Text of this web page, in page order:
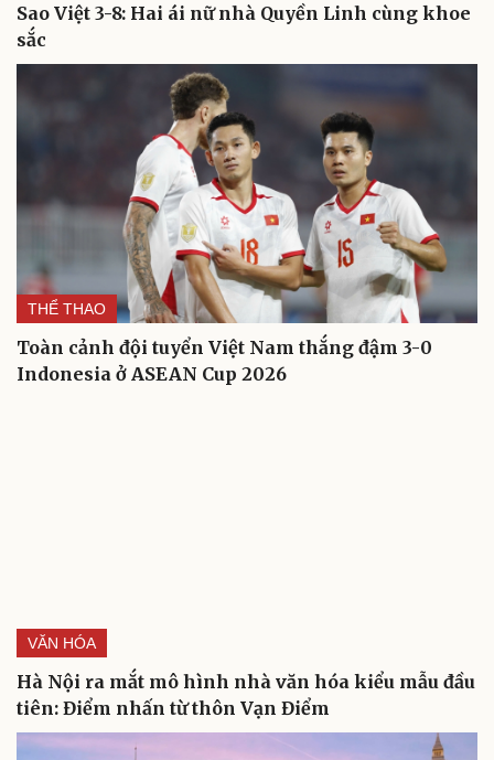
Du lịch
Săn Tour
check-in
Podcast
Câu chuyện thời sự
Đọc truyện đêm khuya
Cửa sổ tình yêu
Kể chuyện cho bé
Hạt giống tâm hồn
Sao Việt 3-8: Hai ái nữ nhà Quyền Linh cùng khoe
sắc
THỂ THAO
Toàn cảnh đội tuyển Việt Nam thắng đậm 3-0
Indonesia ở ASEAN Cup 2026
VĂN HÓA
Hà Nội ra mắt mô hình nhà văn hóa kiểu mẫu đầu
tiên: Điểm nhấn từ thôn Vạn Điểm